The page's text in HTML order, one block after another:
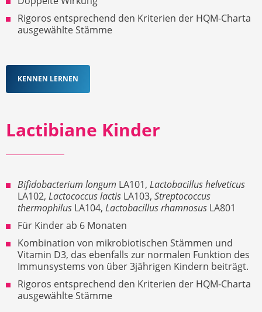
Rigoros entsprechend den Kriterien der HQM-Charta
ausgewählte Stämme
KENNEN LERNEN
Lactibiane Kinder
Bifidobacterium longum LA101, Lactobacillus helveticus
LA102, Lactococcus lactis LA103, Streptococcus
thermophilus LA104, Lactobacillus rhamnosus LA801
Für Kinder ab 6 Monaten
Kombination von mikrobiotischen Stämmen und
Vitamin D3, das ebenfalls zur normalen Funktion des
Immunsystems von über 3jährigen Kindern beiträgt.
Rigoros entsprechend den Kriterien der HQM-Charta
ausgewählte Stämme